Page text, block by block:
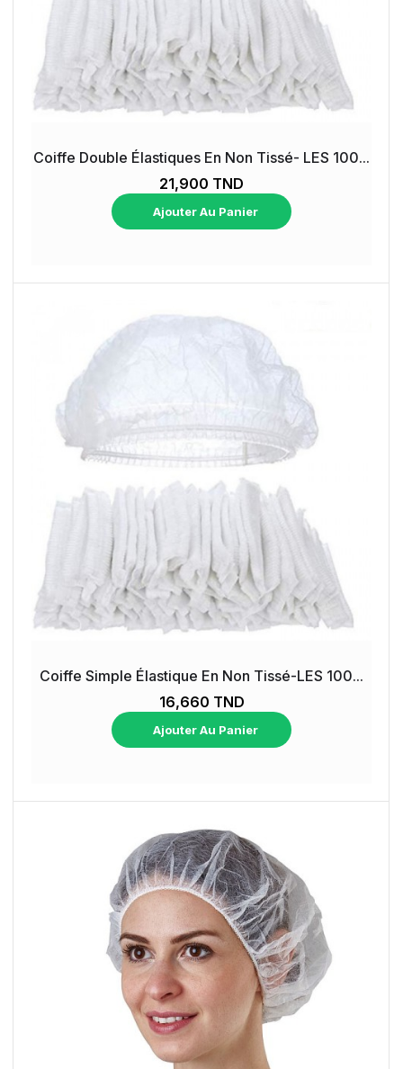
Coiffe Double Élastiques En Non Tissé- LES 100...
21,900 TND
Ajouter Au Panier
Coiffe Simple Élastique En Non Tissé-LES 100...
16,660 TND
Ajouter Au Panier